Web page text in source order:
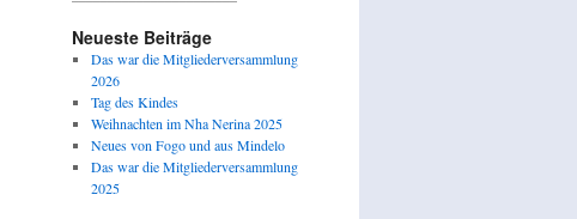
Neueste Beiträge
Das war die Mitgliederversammlung
2026
Tag des Kindes
Weihnachten im Nha Nerina 2025
Neues von Fogo und aus Mindelo
Das war die Mitgliederversammlung
2025